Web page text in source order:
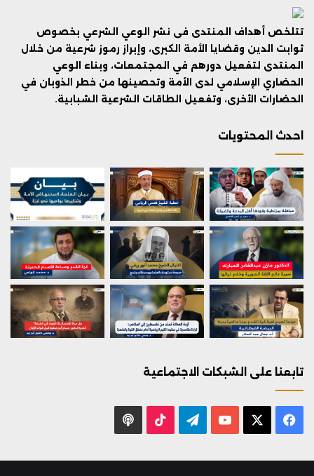
تتلخص أهداف المنتدى فى نشر الوعي الشرعي بخصوص
ثوابت الدين وقضايا الأمة الكبرى، وإبراز رموز شرعية من خلال
المنتدى لتفعيل دورهم في المجتمعات، وبناء الوعي
الحضاري الإسلامي لدى الأمة وتحصينها من خطر الذوبان في
الحضارات الأخرى، وتفعيل الطاقات الشرعية الشبابية.
احدث المحتويات
تابعنا على الشبكات الاجتماعية
فيسبوك يوتيوب تيلقرام ‫TikTok